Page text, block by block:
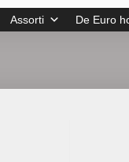
Assorti De Euro